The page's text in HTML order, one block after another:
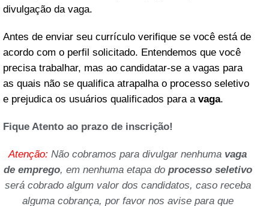
divulgação da vaga.
Antes de enviar seu currículo verifique se você está de
acordo com o perfil solicitado. Entendemos que você
precisa trabalhar, mas ao candidatar-se a vagas para
as quais não se qualifica atrapalha o processo seletivo
e prejudica os usuários qualificados para a vaga.
Fique Atento ao prazo de inscrição!
Atenção: Não cobramos para divulgar nenhuma vaga
de emprego, em nenhuma etapa do processo seletivo
será cobrado algum valor dos candidatos, caso receba
alguma cobrança, por favor nos avise para que